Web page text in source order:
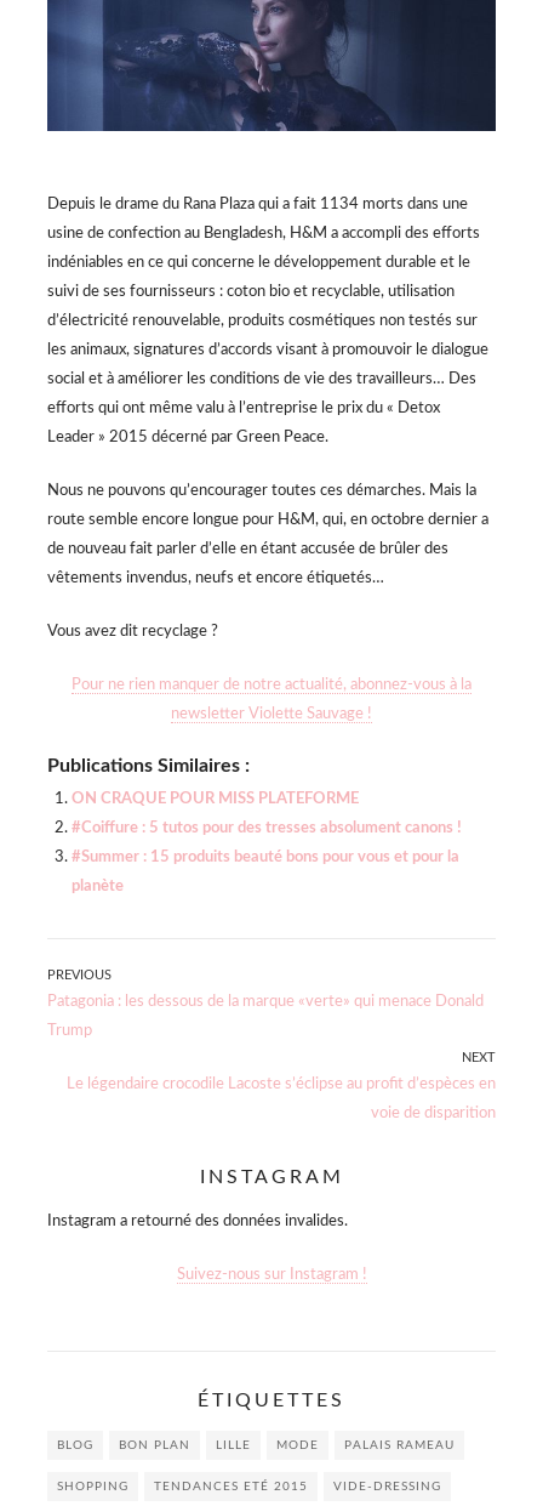
Depuis le drame du Rana Plaza qui a fait 1134 morts dans une
usine de confection au Bengladesh, H&M a accompli des efforts
indéniables en ce qui concerne le développement durable et le
suivi de ses fournisseurs : coton bio et recyclable, utilisation
d’électricité renouvelable, produits cosmétiques non testés sur
les animaux, signatures d’accords visant à promouvoir le dialogue
social et à améliorer les conditions de vie des travailleurs… Des
efforts qui ont même valu à l’entreprise le prix du « Detox
Leader » 2015 décerné par Green Peace.
Nous ne pouvons qu’encourager toutes ces démarches. Mais la
route semble encore longue pour H&M, qui, en octobre dernier a
de nouveau fait parler d’elle en étant accusée de brûler des
vêtements invendus, neufs et encore étiquetés…
Vous avez dit recyclage ?
Pour ne rien manquer de notre actualité, abonnez-vous à la
newsletter Violette Sauvage !
Publications Similaires :
ON CRAQUE POUR MISS PLATEFORME
#Coiffure : 5 tutos pour des tresses absolument canons !
#Summer : 15 produits beauté bons pour vous et pour la
planète
Navigation
de
l’article
PREVIOUS
Previous
post:
Patagonia : les dessous de la marque «verte» qui menace Donald
Trump
NEXT
Next
Le légendaire crocodile Lacoste s’éclipse au profit d’espèces en
voie de disparition
INSTAGRAM
Instagram a retourné des données invalides.
Suivez-nous sur Instagram !
ÉTIQUETTES
BLOG BON PLAN LILLE MODE PALAIS RAMEAU
SHOPPING TENDANCES ETÉ 2015 VIDE-DRESSING